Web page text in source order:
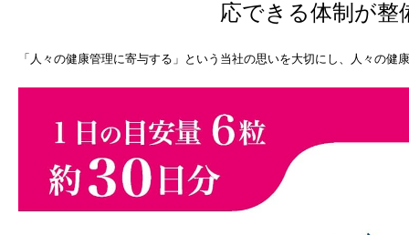
応できる体制が
「人々の健康管理に寄与する」という当社の思いを大切にし、人々の健